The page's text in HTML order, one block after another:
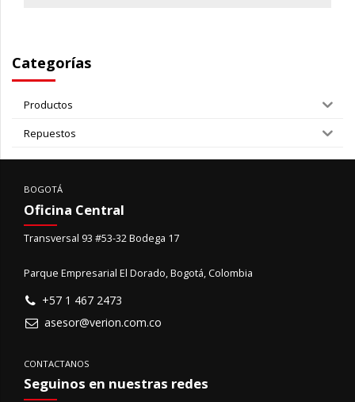
Categorías
Productos
Repuestos
BOGOTÁ
Oficina Central
Transversal 93 #53-32 Bodega 17
Parque Empresarial El Dorado, Bogotá, Colombia
+57 1 467 2473
asesor@verion.com.co
CONTACTANOS
Seguinos en nuestras redes